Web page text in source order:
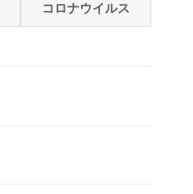
コロナウイルス